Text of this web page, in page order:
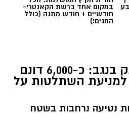
מבצע נטיעות ענק בנגב: כ-6,000 דונם
העיר גבעתיים, במטרה
פלישות ועיבודים לא
גם להגן על התוואי